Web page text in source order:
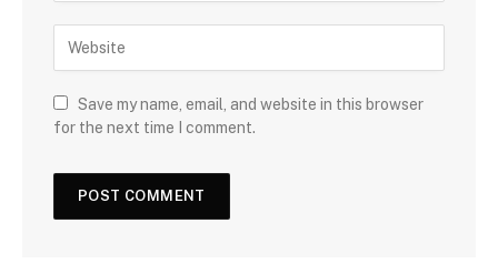
Save my name, email, and website in this browser
for the next time I comment.